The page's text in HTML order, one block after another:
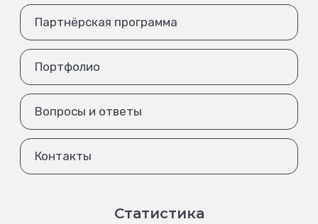
Партнёрская программа
Портфолио
Вопросы и ответы
Контакты
Статистика